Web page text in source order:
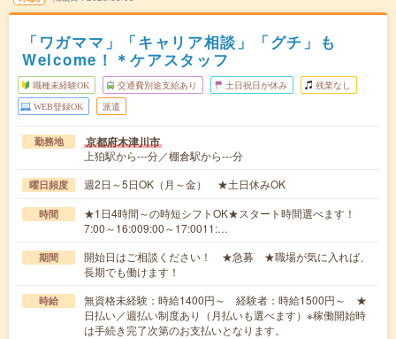
「ワガママ」「キャリア相談」「グチ」も
Welcome！＊ケアスタッフ
職種未経験OK 交通費別途支給あり 土日祝日が休み 残業なし
WEB登録OK 派遣
勤務地 京都府木津川市
上狛駅から---分／棚倉駅から---分
曜日頻度 週2日～5日OK（月～金） ★土日休みOK
時間
★1日4時間～の時短シフトOK★スタート時間選べます！
7:00～16:009:00～17:0011:…
期間
開始日はご相談ください！ ★急募 ★職場が気に入れば、
長期でも働けます！
時給
無資格未経験：時給1400円～ 経験者：時給1500円～ ★
日払い／週払い制度あり（月払いも選べます）※稼働開始時
は手続き完了次第のお支払いとなります。